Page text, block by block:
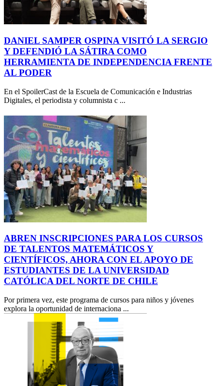
DANIEL SAMPER OSPINA VISITÓ LA SERGIO
Y DEFENDIÓ LA SÁTIRA COMO
HERRAMIENTA DE INDEPENDENCIA FRENTE
AL PODER
En el SpoilerCast de la Escuela de Comunicación e Industrias
Digitales, el periodista y columnista c ...
ABREN INSCRIPCIONES PARA LOS CURSOS
DE TALENTOS MATEMÁTICOS Y
CIENTÍFICOS, AHORA CON EL APOYO DE
ESTUDIANTES DE LA UNIVERSIDAD
CATÓLICA DEL NORTE DE CHILE
Por primera vez, este programa de cursos para niños y jóvenes
explora la oportunidad de internaciona ...